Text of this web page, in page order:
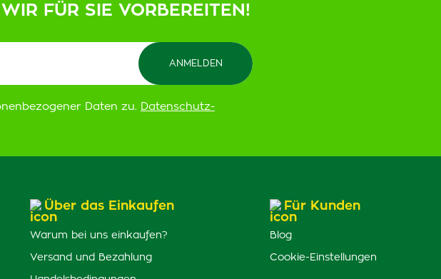
FÜR SIE VORBEREITEN!
Daten zu. Datenschutz-
Über das Einkaufen
Warum bei uns einkaufen?
Versand und Bezahlung
Für Kunden
Blog
Cookie-Einstellungen